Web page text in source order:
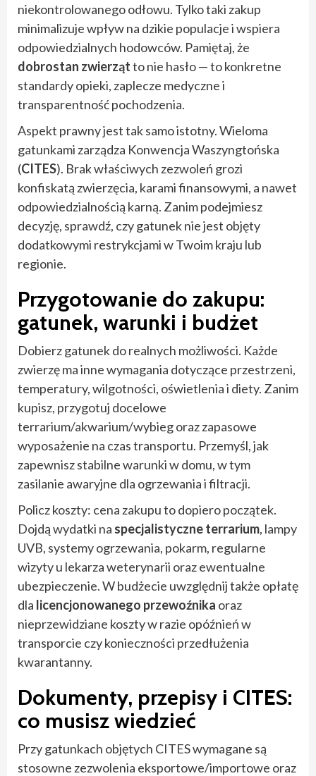
niekontrolowanego odłowu. Tylko taki zakup
minimalizuje wpływ na dzikie populacje i wspiera
odpowiedzialnych hodowców. Pamiętaj, że
dobrostan zwierzątto nie hasło — to konkretne
standardy opieki, zaplecze medyczne i
transparentność pochodzenia.
Aspekt prawny jest tak samo istotny. Wieloma
gatunkami zarządza Konwencja Waszyngtońska
(CITES). Brak właściwych zezwoleń grozi
konfiskatą zwierzęcia, karami finansowymi, a nawet
odpowiedzialnością karną. Zanim podejmiesz
decyzję, sprawdź, czy gatunek nie jest objęty
dodatkowymi restrykcjami w Twoim kraju lub
regionie.
Przygotowanie do zakupu:
gatunek, warunki i budżet
Dobierz gatunek do realnych możliwości. Każde
zwierzę ma inne wymagania dotyczące przestrzeni,
temperatury, wilgotności, oświetlenia i diety. Zanim
kupisz, przygotuj docelowe
terrarium/akwarium/wybieg oraz zapasowe
wyposażenie na czas transportu. Przemyśl, jak
zapewnisz stabilne warunki w domu, w tym
zasilanie awaryjne dla ogrzewania i filtracji.
Policz koszty: cena zakupu to dopiero początek.
Dojdą wydatki na specjalistyczne terrarium, lampy
UVB, systemy ogrzewania, pokarm, regularne
wizyty u lekarza weterynarii oraz ewentualne
ubezpieczenie. W budżecie uwzględnij także opłatę
dla licencjonowanego przewoźnika oraz
nieprzewidziane koszty w razie opóźnień w
transporcie czy konieczności przedłużenia
kwarantanny.
Dokumenty, przepisy i CITES:
co musisz wiedzieć
Przy gatunkach objętych CITES wymagane są
stosowne zezwolenia eksportowe/importowe oraz